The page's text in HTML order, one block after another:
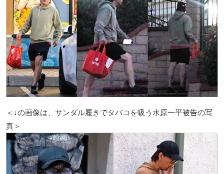
＜↓の画像は、サンダル履きでタバコを吸う水原一平被告の写
真＞